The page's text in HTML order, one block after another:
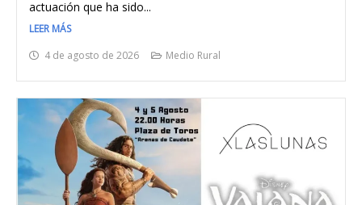
actuación que ha sido...
LEER MÁS
4 de agosto de 2026
Medio Rural